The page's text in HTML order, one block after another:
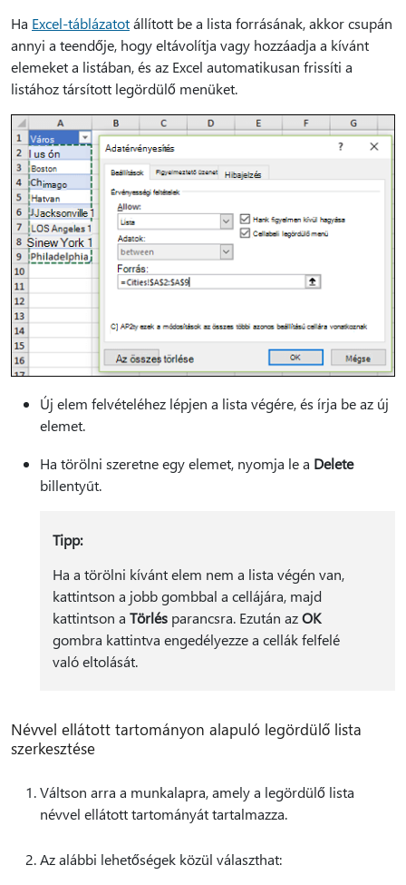
Ha Excel-táblázatotállított be a lista forrásának, akkor csupán
annyi a teendője, hogy eltávolítja vagy hozzáadja a kívánt
elemeket a listában, és az Excel automatikusan frissíti a
listához társított legördülő menüket.
Új elem felvételéhez lépjen a lista végére, és írja be az új
elemet.
Ha törölni szeretne egy elemet, nyomja le a Delete
billentyűt.
Tipp:
Ha a törölni kívánt elem nem a lista végén van,
kattintson a jobb gombbal a cellájára, majd
kattintson a Törlésparancsra. Ezután azOK
gombra kattintva engedélyezze a cellák felfelé
való eltolását.
Névvel ellátott tartományon alapuló legördülő lista
szerkesztése
Váltson arra a munkalapra, amely a legördülő lista
névvel ellátott tartományát tartalmazza.
Az alábbi lehetőségek közül választhat: